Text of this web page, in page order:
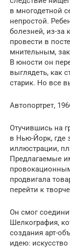
в многодетной
непростой.
болезней, из-
провести в
мнительным,
В юности он
выглядеть, как
старик. Но все
Автопортрет,
Отучившись на
в Нью-Йорк, где
иллюстрации,
Предлагаемые
продвигала
перейти к
Он смог
Шелкография,
создания арт-
идею: